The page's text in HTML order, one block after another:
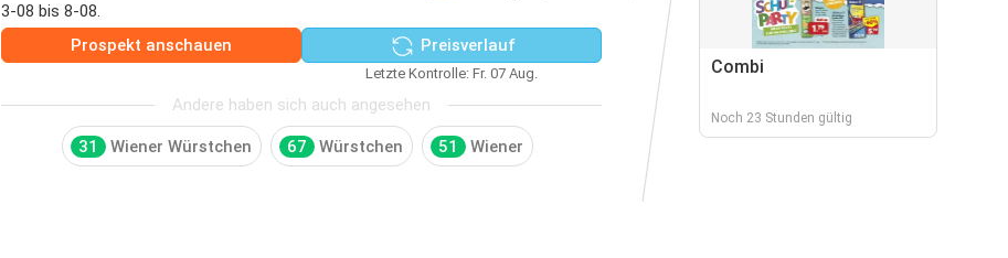
3-08 bis 8-08.
Prospekt anschauen
Preisverlauf
Letzte Kontrolle: Fr. 07 Aug.
Andere haben sich auch angesehen
31 Wiener Würstchen 67 Würstchen 51 Wiener
Combi
Noch 23 Stunden gültig